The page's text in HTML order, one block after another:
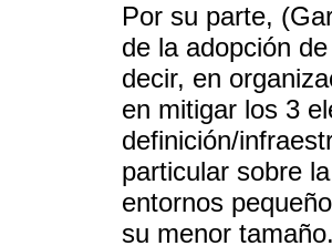
Por su parte,
de la adopción
decir, en
en mitigar los 3
definición/
particular sobre
entornos
su menor